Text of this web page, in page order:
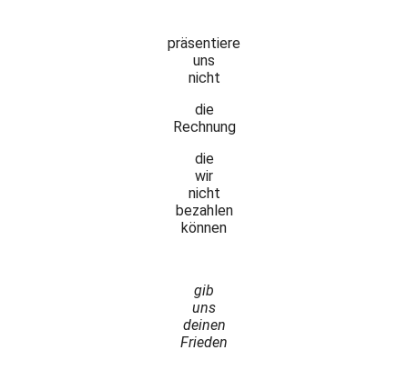
präsentiere
uns
nicht
die
Rechnung
die
wir
nicht
bezahlen
können
gib
uns
deinen
Frieden